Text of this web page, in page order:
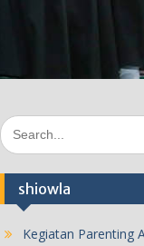
Search
for:
shiowla
Kegiatan Parenting